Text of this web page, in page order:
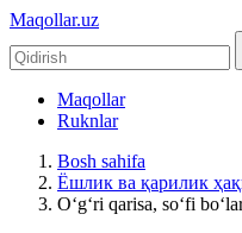
Maqollar.uz
Maqollar
Ruknlar
Bosh sahifa
Ёшлик ва қарилик
O‘g‘ri qarisa, so‘fi